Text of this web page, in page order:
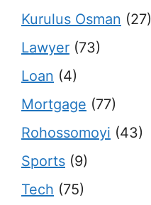
Kurulus Osman (27)
Lawyer (73)
Loan (4)
Mortgage (77)
Rohossomoyi (43)
Sports (9)
Tech (75)